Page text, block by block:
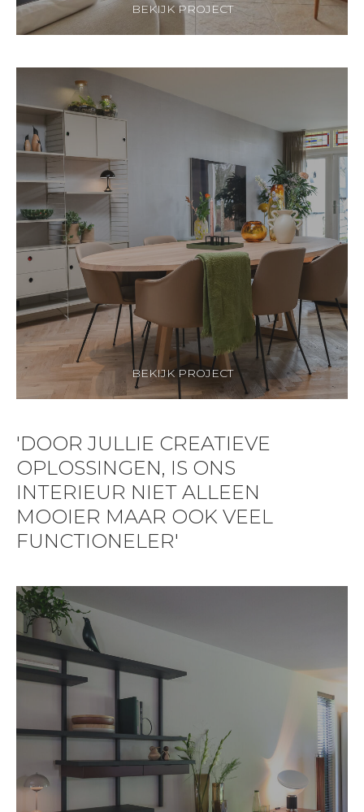
BEKIJK PROJECT
BEKIJK PROJECT
'DOOR JULLIE CREATIEVE
OPLOSSINGEN, IS ONS
INTERIEUR NIET ALLEEN
MOOIER MAAR OOK VEEL
FUNCTIONELER'